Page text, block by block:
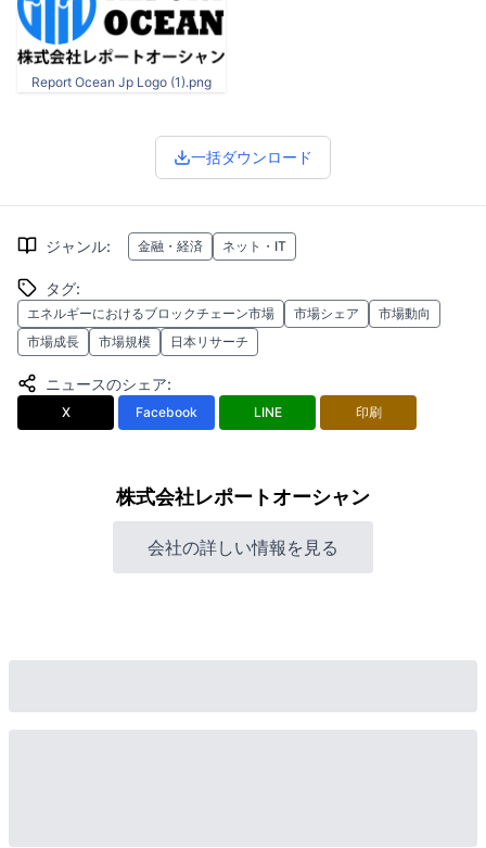
Report Ocean Jp Logo (1).png
一括ダウンロード
ジャンル: 金融・経済 ネット・IT
タグ:
エネルギーにおけるブロックチェーン市場 市場シェア
市場動向
市場成長
市場規模 日本リサーチ
ニュースのシェア:
X Facebook LINE 印刷
株式会社レポートオーシャン
会社の詳しい情報を見る